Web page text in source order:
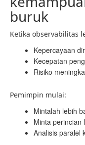
buruk
Ketika observabilitas
Kepercayaan
Kecepatan
Risiko
Pemimpin mulai:
Mintalah lebih
Minta perincian
Analisis paralel